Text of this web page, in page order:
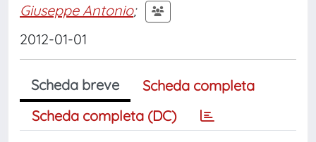
Giuseppe Antonio;
2012-01-01
Scheda breve
Scheda completa
Scheda completa (DC)